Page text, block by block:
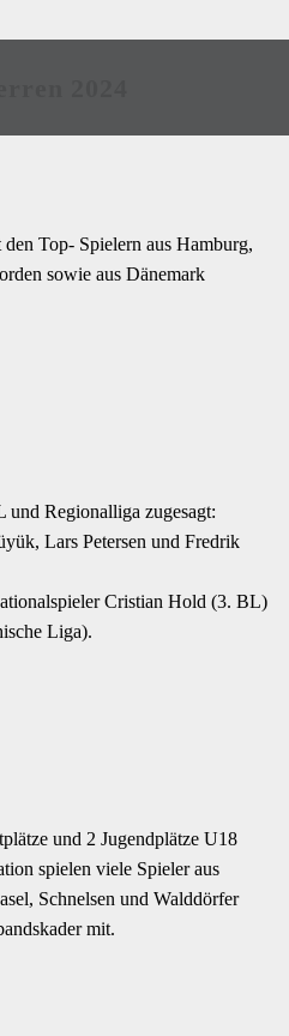
Top- Spielern aus Hamburg,
sowie aus Dänemark
und Regionalliga zugesagt:
Lars Petersen und Fredrik
Cristian Hold (3. BL)
Liga).
und 2 Jugendplätze U18
spielen viele Spieler aus
Schnelsen und Walddörfer
mit.